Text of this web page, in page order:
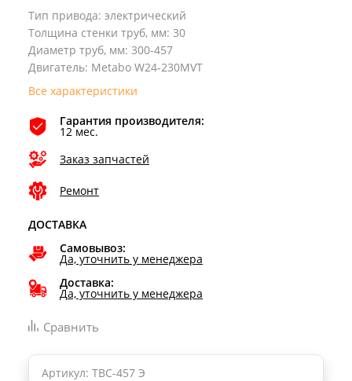
Тип привода: электрический
Толщина стенки труб, мм: 30
Диаметр труб, мм: 300-457
Двигатель: Metabo W24-230MVT
Все характеристики
Гарантия производителя:
12 мес.
Заказ запчастей
Ремонт
ДОСТАВКА
Самовывоз:
Да, уточнить у менеджера
Доставка:
Да, уточнить у менеджера
Сравнить
Артикул: ТВС-457 Э